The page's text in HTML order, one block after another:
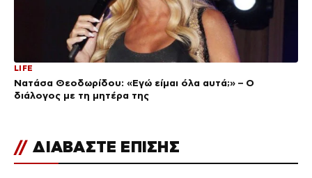
LIFE
Νατάσα Θεοδωρίδου: «Εγώ είμαι όλα αυτά;» – Ο
διάλογος με τη μητέρα της
// ΔΙΑΒΑΣΤΕ ΕΠΙΣΗΣ